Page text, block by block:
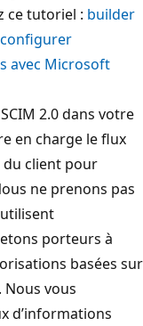
ce tutoriel : builder
avec Microsoft
2.0 dans votre
en charge le flux
du client pour
ne prenons pas
porteurs à
basées sur
vous
d’informations